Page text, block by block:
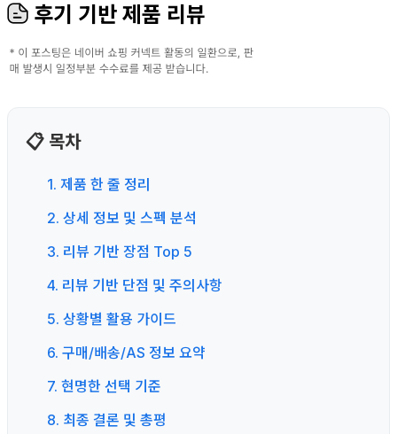
후기 기반 제품 리뷰
📋 목차
1. 제품 한 줄 정리
2. 상세 정보 및 스펙 분석
3. 리뷰 기반 장점 Top 5
4. 리뷰 기반 단점 및 주의사항
5. 상황별 활용 가이드
6. 구매/배송/AS 정보 요약
7. 현명한 선택 기준
8. 최종 결론 및 총평